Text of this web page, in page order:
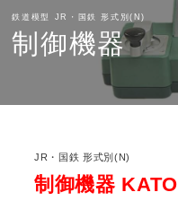
鉄道模型 JR・国鉄 形式別(N)
制御機器
JR・国鉄 形式別(N)
制御機器 KATO